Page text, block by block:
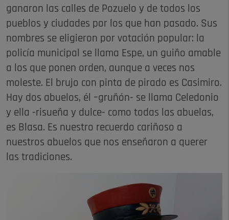
ganaron las calles de Pozuelo y de todos los
pueblos y ciudades por los que han pasado. Sus
nombres se eligieron por votación popular: la
policía municipal se llama Espe, un guiño amable
a los que ponen orden, aunque a veces nos
moleste. El brujo con pinta de pirado es Casimiro.
Hay dos abuelos, él –gruñón- se llama Celedonio
y ella -risueña y dulce- como todas las abuelas,
es Blasa. Es nuestro recuerdo cariñoso a
nuestros abuelos que nos enseñaron a querer
las tradiciones.